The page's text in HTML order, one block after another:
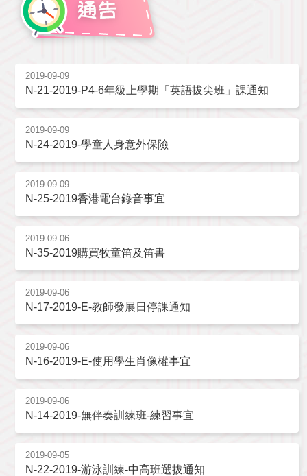
2019-09-09
N-21-2019-P4-6年級上學期「英語拔尖班」課通知
2019-09-09
N-24-2019-學童人身意外保險
2019-09-09
N-25-2019香港電台錄音事宜
2019-09-06
N-35-2019購買牧童笛及笛書
2019-09-06
N-17-2019-E-教師發展日停課通知
2019-09-06
N-16-2019-E-使用學生肖像權事宜
2019-09-06
N-14-2019-無伴奏訓練班-練習事宜
2019-09-05
N-22-2019-游泳訓練-中高班選拔通知